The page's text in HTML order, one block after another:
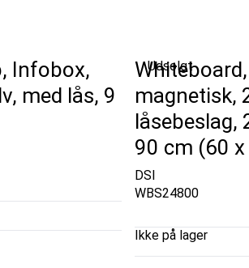
Infobox,
med lås, 9
Udsolgt
magnetisk,
låsebeslag,
90 cm (60
DSI
WBS24800
Ikke på lager